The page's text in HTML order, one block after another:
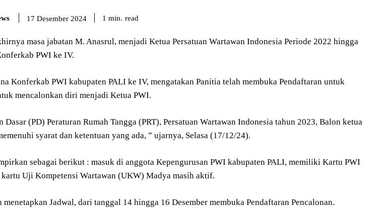
17 Desember 2024 1 min. read
masa jabatan M. Anasrul, menjadi Ketua Persatuan Wartawan Indonesia Periode 2022 hingga
PWI ke IV.
Konferkab PWI kabupaten PALI ke IV, mengatakan Panitia telah membuka Pendaftaran untuk
mencalonkan diri menjadi Ketua PWI.
Dasar (PD) Peraturan Rumah Tangga (PRT), Persatuan Wartawan Indonesia tahun 2023, Balon ketua
syarat dan ketentuan yang ada, ” ujarnya, Selasa (17/12/24).
sebagai berikut : masuk di anggota Kepengurusan PWI kabupaten PALI, memiliki Kartu PWI
Uji Kompetensi Wartawan (UKW) Madya masih aktif.
Jadwal, dari tanggal 14 hingga 16 Desember membuka Pendaftaran Pencalonan.